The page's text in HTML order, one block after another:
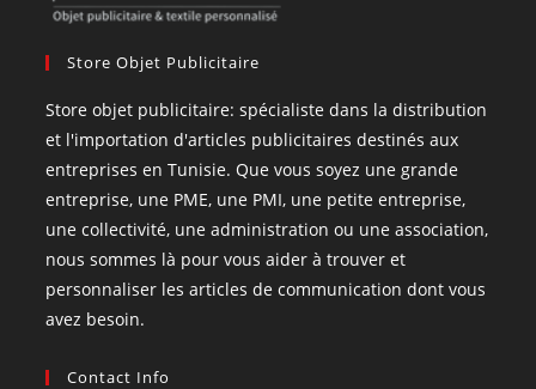
Store Objet Publicitaire
Store objet publicitaire: spécialiste dans la distribution
et l'importation d'articles publicitaires destinés aux
entreprises en Tunisie. Que vous soyez une grande
entreprise, une PME, une PMI, une petite entreprise,
une collectivité, une administration ou une association,
nous sommes là pour vous aider à trouver et
personnaliser les articles de communication dont vous
avez besoin.
Contact Info